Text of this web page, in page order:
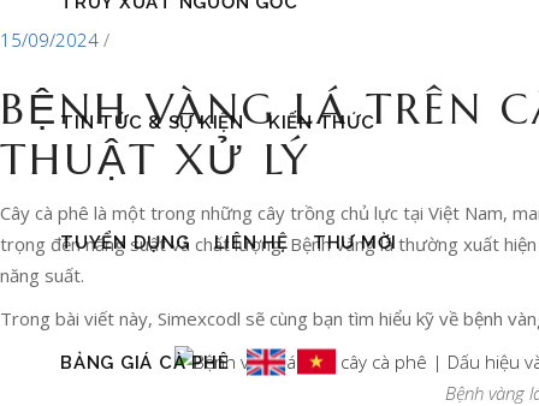
TIN TỨC & SỰ KIỆN KIẾN THỨC
TUYỂN DỤNG LIÊN HỆ THƯ MỜI
BẢNG GIÁ CÀ PHÊ
15/09/2024
BỆNH VÀNG LÁ TRÊN
THUẬT XỬ LÝ
Cây cà phê là một trong những cây trồng chủ lực tại Việt Nam,
trọng đến năng suất và chất lượng. Bệnh vàng lá thường xuất
năng suất.
Trong bài viết này, Simexcodl sẽ cùng bạn tìm hiểu kỹ về bệnh
Bệnh vàng